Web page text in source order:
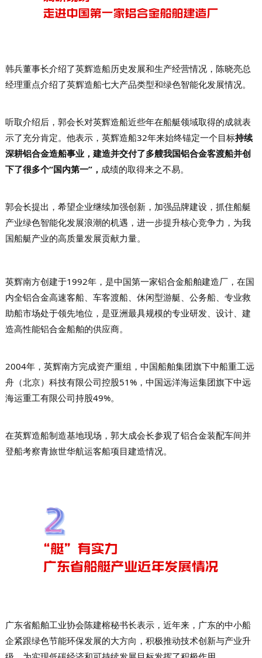
韩兵董事长介绍了英辉造船历史发展和生产经营情况，陈晓亮总
经理重点介绍了英辉造船七大产品类型和绿色智能化发展情况。
听取介绍后，郭会长对英辉造船近些年在船艇领域取得的成就表
示了充分肯定。他表示，英辉造船32年来始终锚定一个目标持续
深耕铝合金造船事业，建造并交付了多艘我国铝合金客渡船并创
下了很多个“国内第一”， 成绩的取得来之不易。
郭会长提出，希望企业继续加强创新，加强品牌建设，抓住船艇
产业绿色智能化发展浪潮的机遇，进一步提升核心竞争力，为我
国船艇产业的高质量发展贡献力量。
英辉南方创建于1992年，是中国第一家铝合金船舶建造厂，在国
内全铝合金高速客船、车客渡船、休闲型游艇、公务船、专业救
助船市场处于领先地位，是亚洲最具规模的专业研发、设计、建
造高性能铝合金船舶的供应商。
2004年，英辉南方完成资产重组， 中国船舶集团旗下中船重工远
舟（北京）科技有限公司控股51%，中国远洋海运集团旗下中远
海运重工有限公司持股49%。
在英辉造船制造基地现场，郭大成会长参观了铝合金装配车间并
登船考察青旅世华航运客船项目建造情况。
广东省船舶工业协会陈建榕秘书长表示， 近年来，广东的中小船
企紧跟绿色节能环保发展的大方向，积极推动技术创新与产业升